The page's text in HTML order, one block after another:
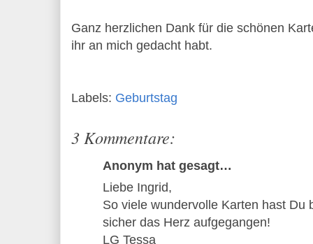
Ganz herzlichen Dank für die schönen
ihr an mich gedacht habt.
Labels: Geburtstag
3 Kommentare:
Anonym hat gesagt…
Liebe Ingrid,
So viele wundervolle Karten hast Du
sicher das Herz aufgegangen!
LG Tessa